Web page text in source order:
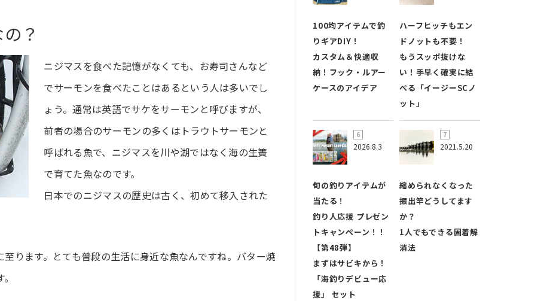
？
ニジマスを食べた記憶がなくても、お寿司さんなど
でサーモンを食べたことはあるという人は多いでし
ょう。通常は英語でサケをサーモンと呼びますが、
前者の場合のサーモンの多くはトラウトサーモンと
呼ばれる魚で、ニジマスを川や湖ではなく海の生簀
で育てた魚なのです。
日本でのニジマスの歴史は古く、初めて移入された
ります。とても普段の生活に身近な魚なんですね。バター焼
100均アイテムで釣
りギアDIY！
カスタム＆快適収
納！フック・ルアー
ケースのアイデア
ハーフヒッチもエン
ドノットも不要！
もうスッポ抜けな
い！手早く確実に結
べる「イージーSCノ
ット」
2026.8.3
旬の釣りアイテムが
当たる！
釣り人応援 プレゼン
トキャンペーン！！
【第48弾】
まずはサビキから！
「海釣りデビュー応
援」 セット
2021.5.20
縮められなくなった
振出竿どうしてます
か？
1人でもできる固着解
消法